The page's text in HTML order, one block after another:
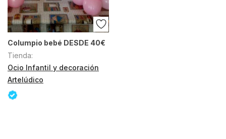
Columpio bebé DESDE 40€
Tienda:
Ocio Infantil y decoración
Artelúdico